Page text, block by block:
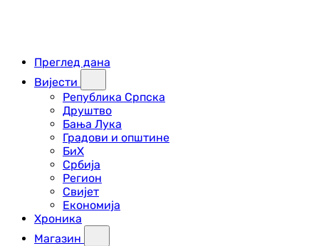
Преглед дана
Вијести
Република Српска
Друштво
Бања Лука
Градови и општине
БиХ
Србија
Регион
Свијет
Економија
Хроника
Магазин